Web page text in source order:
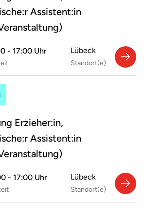
Standort aus.
Arbeitgebern von
Assistent:innen
Kitas
Einrichtungen
Kenntnisse
sich fachlich weiterqualifizieren.
Assistent:in eröffnen sich dir eine
Vielleicht möchtest du
auf ein Gebiet spezialisieren? Oder
deine Karrierechancen
noch viel mehr ist alles für dich drin.
an den Ludwig
Assistent:in
- 17:00 Uhr Lübeck
Standort(e)
Erzieher:in,
Assistent:in
- 17:00 Uhr Lübeck
Standort(e)